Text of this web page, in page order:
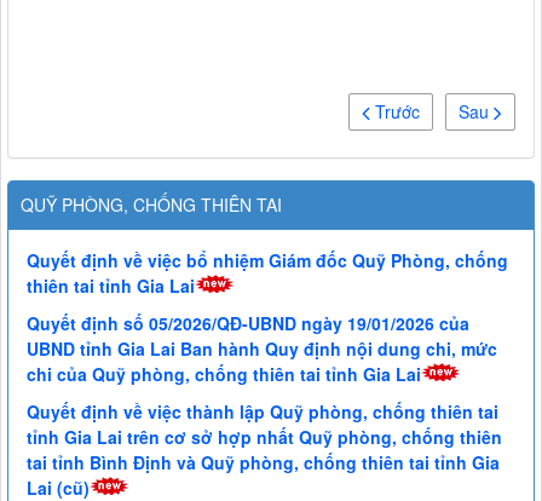
Sau
Trước
QUỸ PHÒNG, CHỐNG THIÊN TAI
Quyết định về việc bổ nhiệm Giám đốc Quỹ Phòng, chống
thiên tai tỉnh Gia Lai
Quyết định số 05/2026/QĐ-UBND ngày 19/01/2026 của
UBND tỉnh Gia Lai Ban hành Quy định nội dung chi, mức
chi của Quỹ phòng, chống thiên tai tỉnh Gia Lai
Quyết định về việc thành lập Quỹ phòng, chống thiên tai
tỉnh Gia Lai trên cơ sở hợp nhất Quỹ phòng, chống thiên
tai tỉnh Bình Định và Quỹ phòng, chống thiên tai tỉnh Gia
Lai (cũ)